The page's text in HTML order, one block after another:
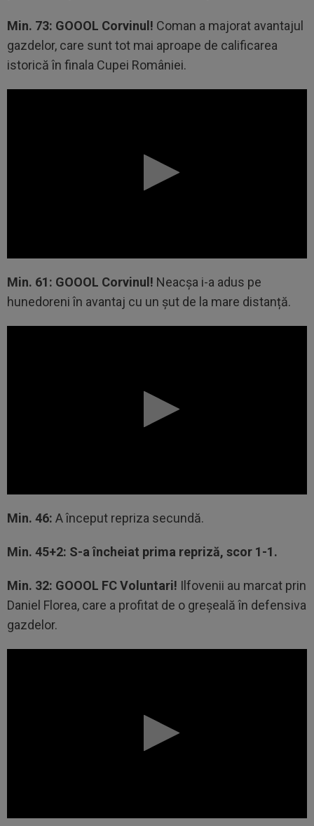
Min. 73: GOOOL Corvinul! Coman a majorat avantajul
gazdelor, care sunt tot mai aproape de calificarea
istorică în finala Cupei României.
Min. 61: GOOOL Corvinul! Neacșa i-a adus pe
hunedoreni în avantaj cu un șut de la mare distanță.
Min. 46: A început repriza secundă.
Min. 45+2: S-a încheiat prima repriză, scor 1-1.
Min. 32: GOOOL FC Voluntari! Ilfovenii au marcat prin
Daniel Florea, care a profitat de o greșeală în defensiva
gazdelor.